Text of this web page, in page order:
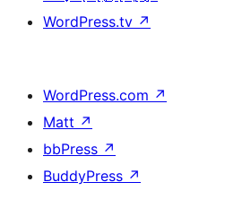
WordPress.tv ↗
WordPress.com ↗
Matt ↗
bbPress ↗
BuddyPress ↗